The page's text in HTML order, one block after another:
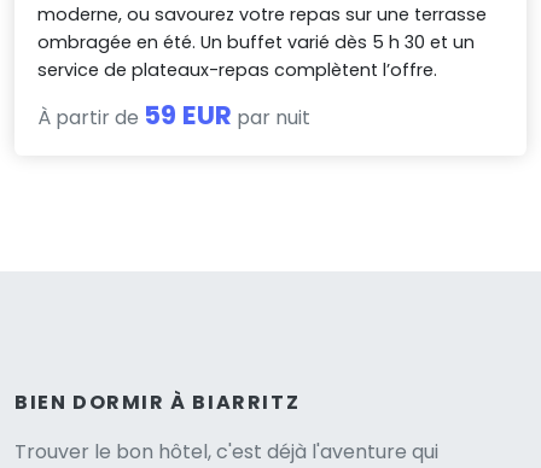
moderne, ou savourez votre repas sur une terrasse
ombragée en été. Un buffet varié dès 5 h 30 et un
service de plateaux-repas complètent l’offre.
À partir de 59 EUR par nuit
BIEN DORMIR À BIARRITZ
Trouver le bon hôtel, c'est déjà l'aventure qui